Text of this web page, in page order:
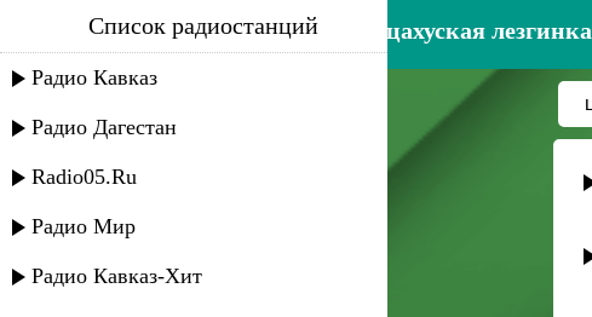
цахурский годекан - горно-цахуская лезгинка
Список радиостанций
Радио Кавказ
Радио Дагестан
Radio05.Ru
Радио Мир
Радио Кавказ-Хит